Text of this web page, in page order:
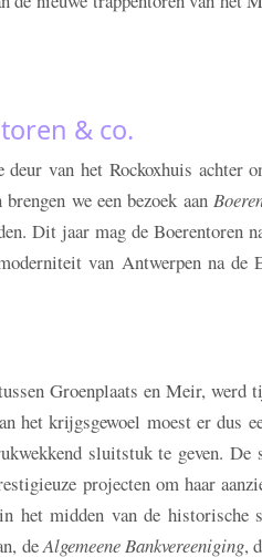
& co.
deur van het Rockoxhuis achter
brengen we een bezoek aan
Dit jaar mag de Boerentoren
van Antwerpen na de
Groenplaats en Meir, werd
het krijgsgewoel moest er dus
sluitstuk te geven. De
projecten om haar
in het midden van de historische
deAlgemeene Bankvereeniging,